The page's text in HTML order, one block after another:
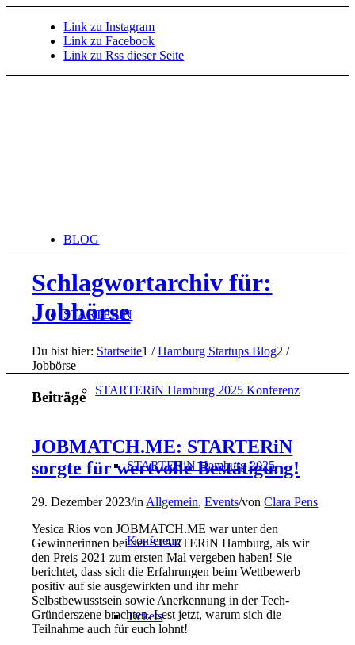
Link zu Instagram
Link zu Facebook
Link zu Rss dieser Seite
BLOG
STARTERiN
STARTERiN Hamburg 2025 Konferenz
STARTERiN Hamburg 2025
Konferenz
Tickets
Schlagwortarchiv für:
Jobbörse
Du bist hier: Startseite1 / Hamburg Startups Blog2 /
Jobbörse
Beiträge
JOBMATCH.ME: STARTERiN
sorgte für wertvolle Bestätigung!
29. Dezember 2023/in Allgemein,Events/vonClara Pens
Yesica Rios von JOBMATCH.ME war unter den
Gewinnerinnen bei der STARTERiN Hamburg, als wir
den Preis 2021 zum ersten Mal vergeben haben! Sie
berichtet, dass sich die Erfahrungen beim Wettbewerb
positiv auf sie ausgewirkten und ihr mehr
Selbstbewusstsein sowie Anerkennung in der Tech-
Gründerszene brachten. Lest jetzt, warum sich die
Teilnahme auch für euch lohnt!